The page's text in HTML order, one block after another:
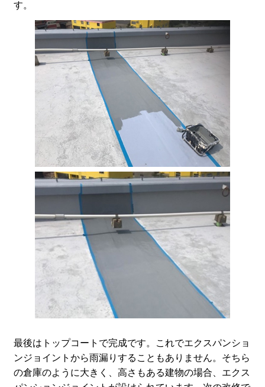
す。
最後はトップコートで完成です。これでエクスパンショ
ンジョイントから雨漏りすることもありません。そちら
の倉庫のように大きく、高さもある建物の場合、エクス